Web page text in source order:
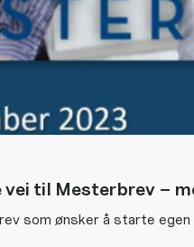
til Mesterbrev –
som ønsker å starte